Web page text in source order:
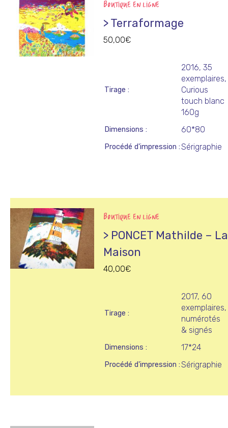
BOUTIQUE EN LIGNE
> Terraformage
50,00€
Tirage
2016, 35
exemplaires,
Curious
touch blanc
160g
Dimensions 60*80
Procédé d'impression Sérigraphie
BOUTIQUE EN LIGNE
> PONCET Mathilde – La
Maison
40,00€
Tirage
2017, 60
exemplaires,
numérotés
& signés
Dimensions 17*24
Procédé d'impression Sérigraphie